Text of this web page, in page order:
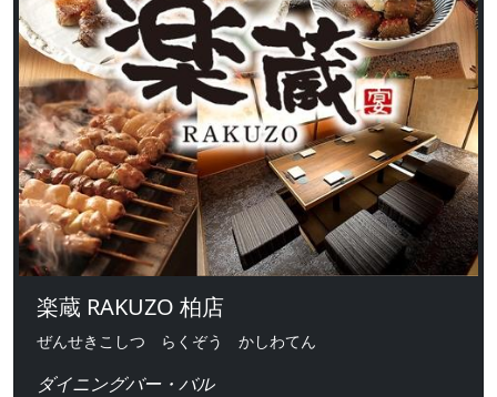
楽蔵 RAKUZO 柏店
ぜんせきこしつ らくぞう かしわてん
ダイニングバー・バル